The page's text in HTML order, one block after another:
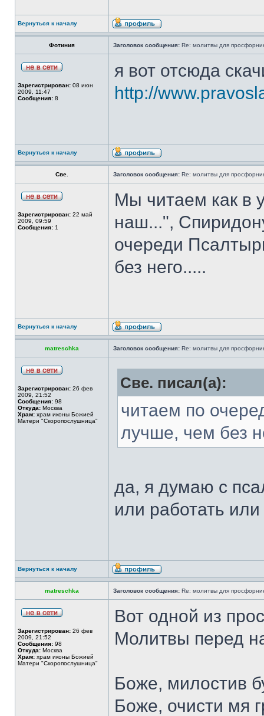
Вернуться к началу
Фотиния Заголовок сообщения: Re: молитвы для
Зарегистрирован: 08 июн
2009, 11:47
Сообщения: 8
я вот отсюда
http://
Вернуться к началу
Све. Заголовок сообщения: Re: молитвы для
Зарегистрирован: 22 май
2009, 09:59
Сообщения: 1
Мы читаем как в
наш...",
очереди
без него.....
Вернуться к началу
matreschka Заголовок сообщения: Re: молитвы для
Зарегистрирован: 26 фев
2009, 21:52
Сообщения: 98
Откуда: Москва
Храм: храм иконы Божией
Матери "Скоропослушница"
Све. писал(а):
читаем по
лучше, чем без
да, я думаю с
или работать или
Вернуться к началу
matreschka Заголовок сообщения: Re: молитвы для
Зарегистрирован: 26 фев
2009, 21:52
Сообщения: 98
Откуда: Москва
Храм: храм иконы Божией
Матери "Скоропослушница"
Вот одной из
Молитвы перед
Боже, милостив
Боже, очисти мя